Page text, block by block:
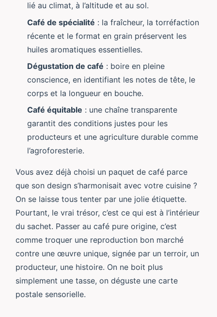
lié au climat, à l’altitude et au sol.
Café de spécialité : la fraîcheur, la torréfaction
récente et le format en grain préservent les
huiles aromatiques essentielles.
Dégustation de café : boire en pleine
conscience, en identifiant les notes de tête, le
corps et la longueur en bouche.
Café équitable : une chaîne transparente
garantit des conditions justes pour les
producteurs et une agriculture durable comme
l’agroforesterie.
Vous avez déjà choisi un paquet de café parce
que son design s’harmonisait avec votre cuisine ?
On se laisse tous tenter par une jolie étiquette.
Pourtant, le vrai trésor, c’est ce qui est à l’intérieur
du sachet. Passer au café pure origine, c’est
comme troquer une reproduction bon marché
contre une œuvre unique, signée par un terroir, un
producteur, une histoire. On ne boit plus
simplement une tasse, on déguste une carte
postale sensorielle.